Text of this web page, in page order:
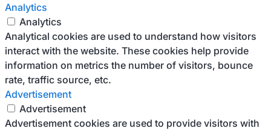
Analytics
Analytics
Analytical cookies are used to understand how visitors
interact with the website. These cookies help provide
information on metrics the number of visitors, bounce
rate, traffic source, etc.
Advertisement
Advertisement
Advertisement cookies are used to provide visitors with